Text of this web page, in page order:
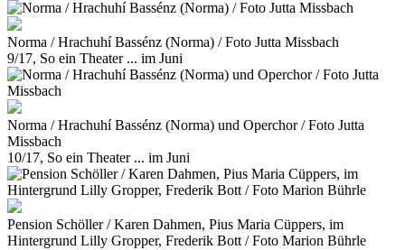
Norma / Hrachuhí Bassénz (Norma) / Foto Jutta Missbach
9/17, So ein Theater ... im Juni
Norma / Hrachuhí Bassénz (Norma) und Operchor / Foto Jutta
Missbach
10/17, So ein Theater ... im Juni
Pension Schöller / Karen Dahmen, Pius Maria Cüppers, im
Hintergrund Lilly Gropper, Frederik Bott / Foto Marion Bührle